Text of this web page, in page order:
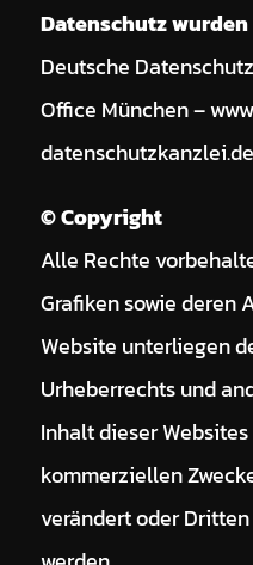
Datenschutz
Deutsche
Office München –
datenschutzkanzlei.de
© Copyright
Alle Rechte
Grafiken sowie deren
Website unterliegen
Urheberrechts und
Inhalt dieser
kommerziellen
verändert oder